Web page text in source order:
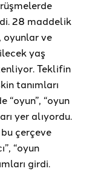
28 maddelik
oyunlar ve
yaş
Teklifin
tanımları
“oyun
yer alıyordu.
çerçeve
“oyun
girdi.